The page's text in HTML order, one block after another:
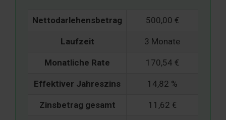
Nettodarlehensbetrag 500,00 €
Laufzeit 3 Monate
Monatliche Rate 170,54 €
Effektiver Jahreszins 14,82 %
Zinsbetrag gesamt 11,62 €